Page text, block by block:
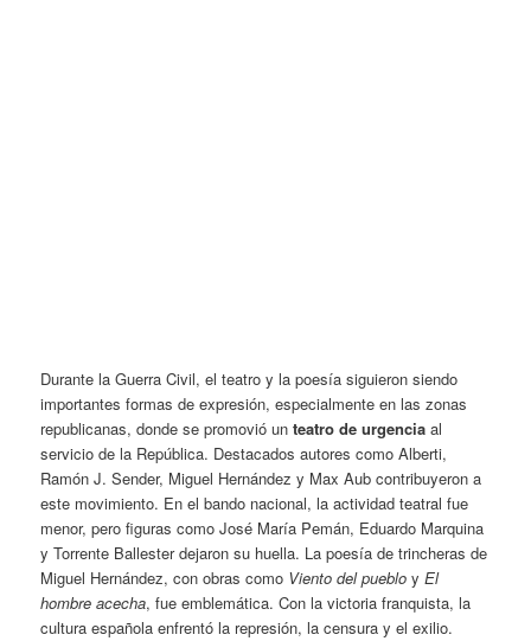
Durante la Guerra Civil, el teatro y la poesía siguieron siendo
importantes formas de expresión, especialmente en las zonas
republicanas, donde se promovió unteatro de urgencia al
servicio de la República. Destacados autores como Alberti,
Ramón J. Sender, Miguel Hernández y Max Aub contribuyeron a
este movimiento. En el bando nacional, la actividad teatral fue
menor, pero figuras como José María Pemán, Eduardo Marquina
y Torrente Ballester dejaronsu huella. La poesía de trincheras de
Miguel Hernández, con obras como Viento del pueblo yEl
hombre acecha, fue emblemática. Con la victoria franquista, la
cultura española enfrentó la represión, la censura y el exilio.